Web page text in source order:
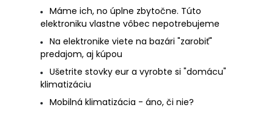
Máme ich, no úplne zbytočne. Túto
elektroniku vlastne vôbec nepotrebujeme
Na elektronike viete na bazári "zarobiť"
predajom, aj kúpou
Ušetrite stovky eur a vyrobte si "domácu"
klimatizáciu
Mobilná klimatizácia - áno, či nie?